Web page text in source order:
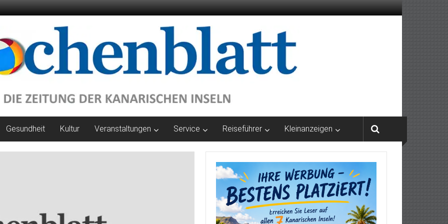
Gesundheit Kultur Veranstaltungen Service Reiseführer Kleinanzeigen